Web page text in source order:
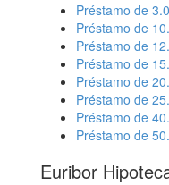
Préstamo de
Préstamo de
Préstamo de
Préstamo de
Préstamo de
Préstamo de
Préstamo de
Préstamo de
Euribor